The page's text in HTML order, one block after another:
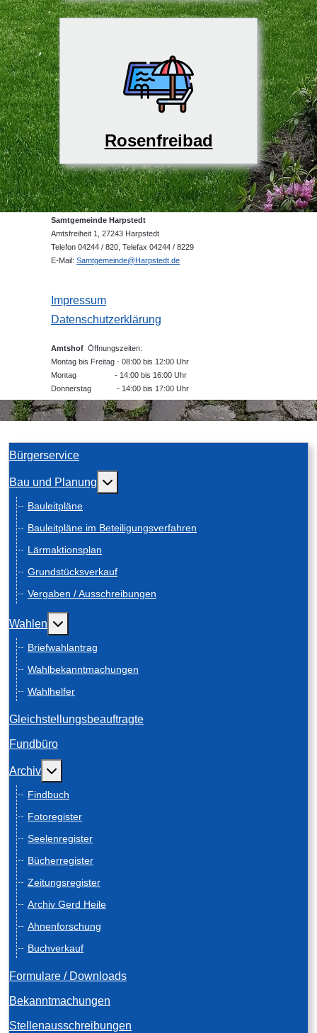
Rosenfreibad
Samtgemeinde Harpstedt
Amtsfreiheit 1, 27243 Harpstedt
Telefon 04244 / 820, Telefax 04244 / 8229
E-Mail: Samtgemeinde@Harpstedt.de
Impressum
Datenschutzerklärung
Amtshof Öffnungszeiten:
Montag bis Freitag - 08:00 bis 12:00 Uhr
Montag - 14:00 bis 16:00 Uhr
Donnerstag - 14:00 bis 17:00 Uhr
Bürgerservice
Bau und Planung Weitere Informationen: Bau und Planung
Bauleitpläne
Bauleitpläne im Beteiligungsverfahren
Lärmaktionsplan
Grundstücksverkauf
Vergaben / Ausschreibungen
Wahlen Weitere Informationen: Wahlen
Briefwahlantrag
Wahlbekanntmachungen
Wahlhelfer
Gleichstellungsbeauftragte
Fundbüro
Archiv Weitere Informationen: Archiv
Findbuch
Fotoregister
Seelenregister
Bücherregister
Zeitungsregister
Archiv Gerd Heile
Ahnenforschung
Buchverkauf
Formulare / Downloads
Bekanntmachungen
Stellenausschreibungen